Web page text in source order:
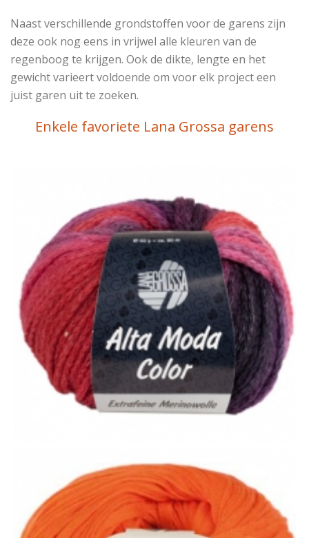
Naast verschillende grondstoffen voor de garens zijn
deze ook nog eens in vrijwel alle kleuren van de
regenboog te krijgen. Ook de dikte, lengte en het
gewicht varieert voldoende om voor elk project een
juist garen uit te zoeken.
Enkele favoriete Lana Grossa garens